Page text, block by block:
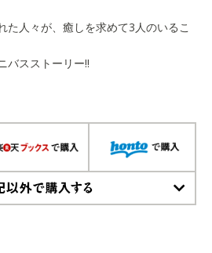
た人々が、癒しを求めて3人のいるこ
バスストーリー!!